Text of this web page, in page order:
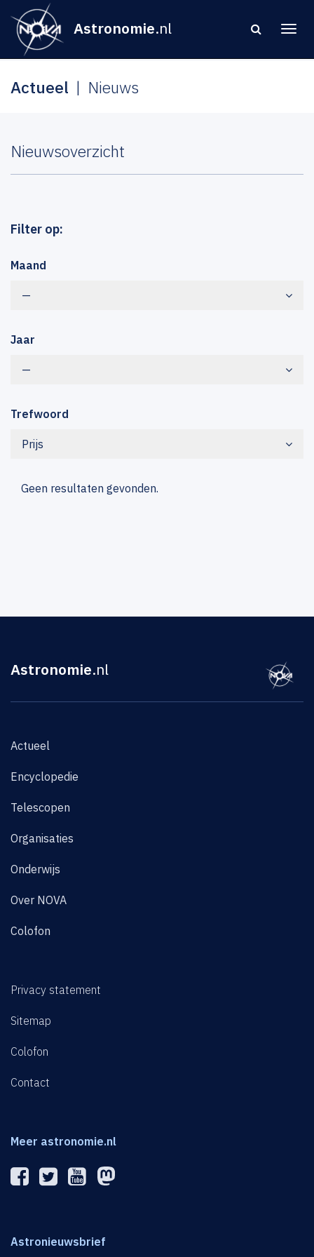
Astronomie.nl
Actueel Nieuws
Nieuwsoverzicht
Filter op:
Maand
—
Jaar
—
Trefwoord
Prijs
Geen resultaten gevonden.
Astronomie.nl
Actueel
Encyclopedie
Telescopen
Organisaties
Onderwijs
Over NOVA
Colofon
Privacy statement
Sitemap
Colofon
Contact
Meer astronomie.nl
Astronieuwsbrief